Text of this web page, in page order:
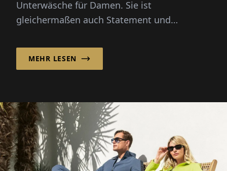
Unterwäsche für Damen. Sie ist
gleichermaßen auch Statement und
Die drei Pr...
MEHR LESEN